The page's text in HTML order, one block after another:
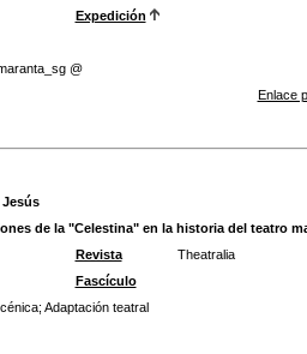
Expedición
@
Enlace
Jesús
de la "Celestina" en la historia del teatro
Revista
Theatralia
Fascículo
; Adaptación teatral